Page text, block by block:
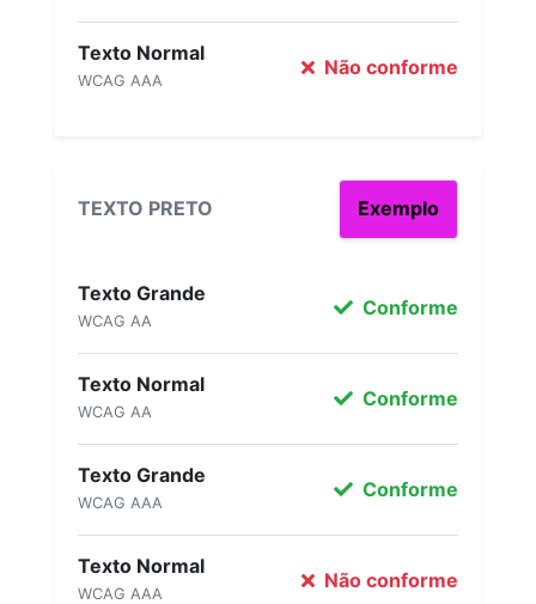
Texto Normal
WCAG AAA
Não conforme
TEXTO PRETO Exemplo
Texto Grande
WCAG AA
Conforme
Texto Normal
WCAG AA
Conforme
Texto Grande
WCAG AAA
Conforme
Texto Normal
WCAG AAA
Não conforme